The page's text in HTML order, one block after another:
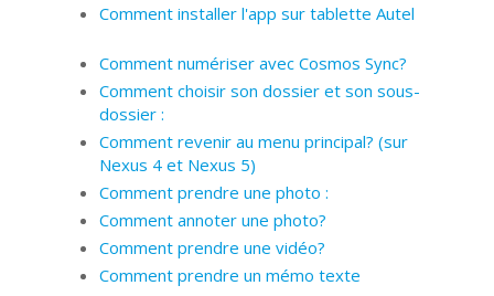
Comment installer l'app sur tablette Autel
Comment numériser avec Cosmos Sync?
Comment choisir son dossier et son sous-
dossier :
Comment revenir au menu principal? (sur
Nexus 4 et Nexus 5)
Comment prendre une photo :
Comment annoter une photo?
Comment prendre une vidéo?
Comment prendre un mémo texte